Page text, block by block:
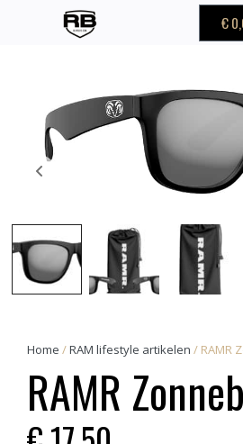
€
Home /RAM lifestyle artikelen / RAMR
RAMR